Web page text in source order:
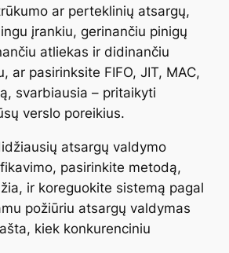
ar perteklinių atsargų,
įrankiu, gerinančiu pinigų
atliekas ir didinančiu
ar pasirinksite FIFO, JIT, MAC,
svarbiausia – pritaikyti
verslo poreikius.
atsargų valdymo
pasirinkite metodą,
ir koreguokite sistemą pagal
požiūriu atsargų valdymas
kiek konkurenciniu